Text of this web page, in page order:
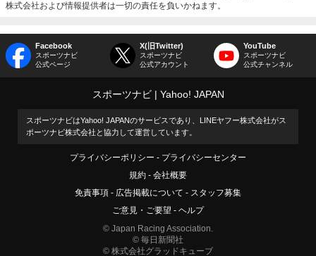
株式会社および情報提供者は一切の責任を負いかねます。
Facebook
スポーツナビ
公式ページ
X(旧Twitter)
スポーツナビ
公式アカウント
YouTube
スポーツナビ
公式チャンネル
スポーツナビ Yahoo! JAPAN
スポーツナビはYahoo! JAPANのサービスであり、LINEヤフー株式会社がス
ポーツナビ株式会社と協力して運営しています。
プライバシーポリシー
プライバシーセンター
規約
会社概要
免責事項
広告掲載について
スタッフ募集
ご意見・ご要望
ヘルプ
© Japan Racing Association.
© 毎日新聞社
© 株式会社グラッドキューブ